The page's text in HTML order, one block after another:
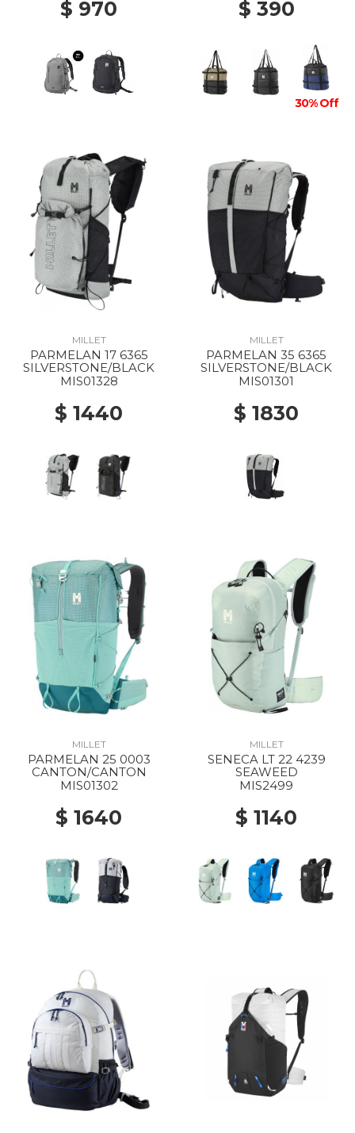
$ 970 $ 390
30% Off
MILLET
PARMELAN 17 6365
SILVERSTONE/BLACK
MIS01328
$ 1440
MILLET
PARMELAN 35 6365
SILVERSTONE/BLACK
MIS01301
$ 1830
MILLET
PARMELAN 25 0003
CANTON/CANTON
MIS01302
$ 1640
MILLET
SENECA LT 22 4239
SEAWEED
MIS2499
$ 1140